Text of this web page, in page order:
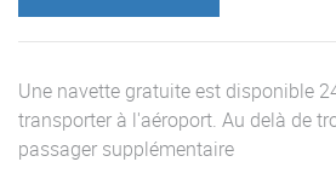
Une navette gratuite est disponible
transporter à l'aéroport. Au delà de
passager supplémentaire